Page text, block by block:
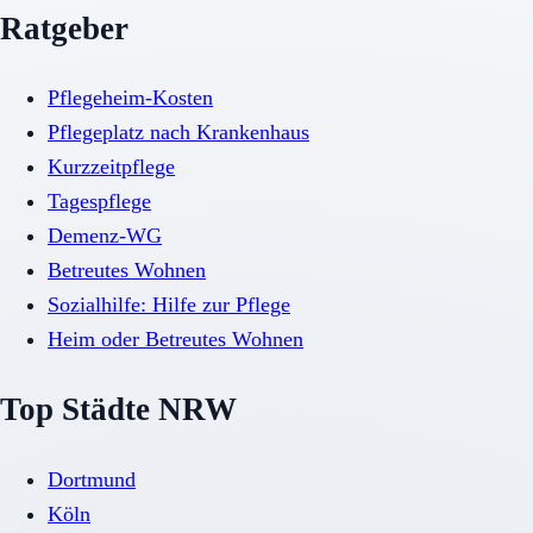
Ratgeber
Pflegeheim-Kosten
Pflegeplatz nach Krankenhaus
Kurzzeitpflege
Tagespflege
Demenz-WG
Betreutes Wohnen
Sozialhilfe: Hilfe zur Pflege
Heim oder Betreutes Wohnen
Top Städte NRW
Dortmund
Köln